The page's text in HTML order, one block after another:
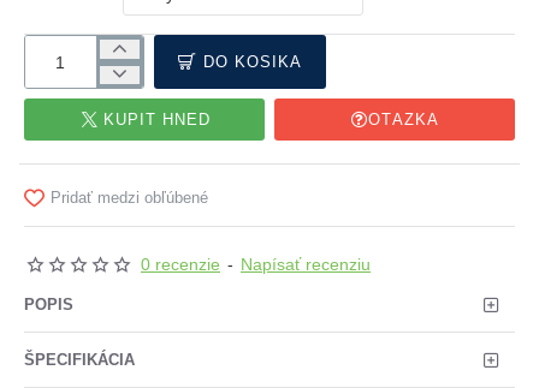
0 recenzie - Napísať recenziu
DO KOŠÍKA
KÚPIŤ HNEĎ OTÁZKA
Pridať medzi obľúbené
POPIS
ŠPECIFIKÁCIA